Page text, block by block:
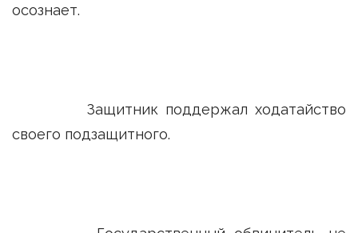
осознает.
Защитник поддержал ходатайство
своего подзащитного.